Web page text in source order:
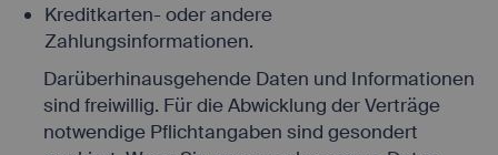
Kreditkarten- oder andere
Zahlungsinformationen.
Darüberhinausgehende Daten und Informationen
sind freiwillig. Für die Abwicklung der Verträge
notwendige Pflichtangaben sind gesondert